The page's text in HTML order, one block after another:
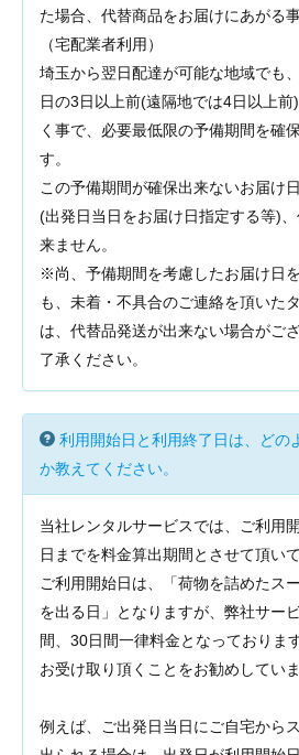
た場合、代替商品をお届けにあがる
（宅配業者利用）
埼玉から翌日配達が可能な地域でも
日の3日以上前(遠隔地では4日以上
く事で、必要最低限の予備期間を確
す。
この予備期間が確保出来ないお届け
(出発日当日をお届け日指定する等)
来ません。
※尚、予備期間を考慮したお届け日
も、未着・不具合のご連絡を頂いた
は、代替品発送が出来ない場合がご
了承ください。
利用開始日と利用終了日は、どの
か教えてください。
当社レンタルサービスでは、ご利用
日までを料金算出期間とさせて頂い
ご利用開始日は、「荷物を詰めたス
を出る日」となりますが、弊社サー
間、30日間一律料金となっておりま
お受け取り頂くことをお勧めしていま
例えば、ご出発日当日にご自宅から